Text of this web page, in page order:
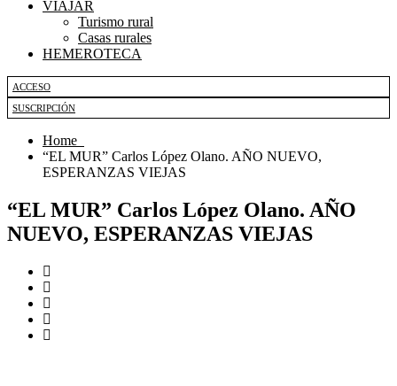
VIAJAR
Turismo rural
Casas rurales
HEMEROTECA
ACCESO
SUSCRIPCIÓN
Home
“EL MUR” Carlos López Olano. AÑO NUEVO,
ESPERANZAS VIEJAS
“EL MUR” Carlos López Olano. AÑO
NUEVO, ESPERANZAS VIEJAS